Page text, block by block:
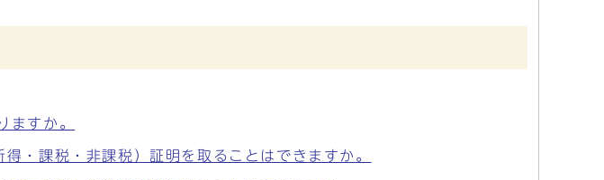
ますか。
・課税・非課税）証明を取ることはできますか。